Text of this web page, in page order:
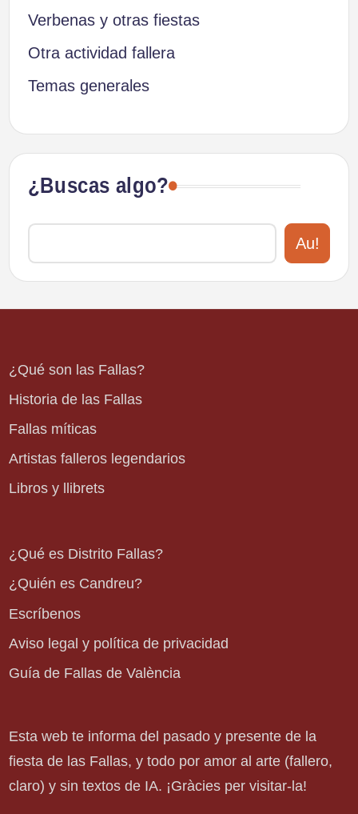
Verbenas y otras fiestas
Otra actividad fallera
Temas generales
¿Buscas algo?
Au!
¿Qué son las Fallas?
Historia de las Fallas
Fallas míticas
Artistas falleros legendarios
Libros y llibrets
¿Qué es Distrito Fallas?
¿Quién es Candreu?
Escríbenos
Aviso legal y política de privacidad
Guía de Fallas de València
Esta web te informa del pasado y presente de la
fiesta de las Fallas, y todo por amor al arte (fallero,
claro) y sin textos de IA. ¡Gràcies per visitar-la!